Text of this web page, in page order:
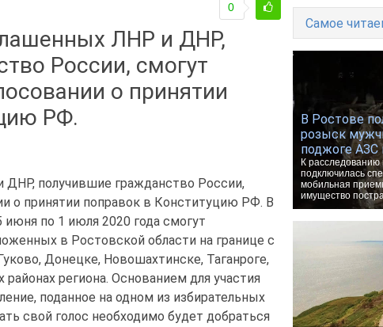
три города и семь районов Ростовской области
в Ростовской области с вечера 5 августа
выставка посткроссинга
ЛНР и ДНР,
России, смогут
о принятии
РФ.
0
получившие гражданство России,
о принятии поправок в Конституцию РФ. В
по 1 июля 2020 года смогут
в Ростовской области на границе с
Донецке, Новошахтинске, Таганроге,
региона. Основанием для участия
поданное на одном из избирательных
свой голос необходимо будет добраться
Самое
В Ростове
розыск
поджоге АЗС
К
подключилась
мобильная
имущество